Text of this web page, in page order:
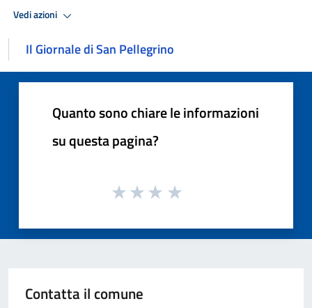
Vedi azioni
Il Giornale di San Pellegrino
Quanto sono chiare le informazioni
su questa pagina?
Contatta il comune